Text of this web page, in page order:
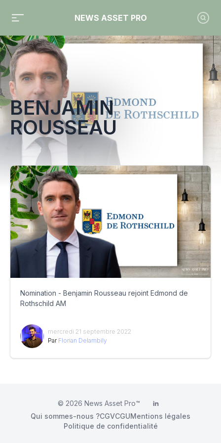
NEWS ASSET PRO
Toute l'actualité sur le tag "Benjamin Rousseau"
BENJAMIN
ROUSSEAU
Nomination - Benjamin Rousseau rejoint Edmond de
Rothschild AM
mercredi 21 septembre 2022
Par Florian Delambily
© 2026 News Asset Pro™ LinkedIn
Qui sommes-nous ?CGVCGUMentions légales
Politique de confidentialité